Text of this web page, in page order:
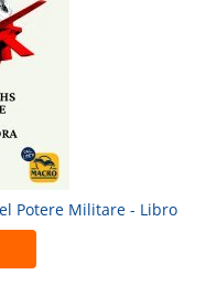
Potere Militare - Libro